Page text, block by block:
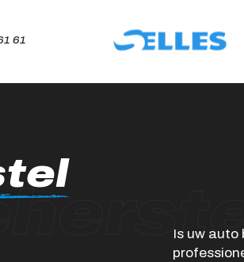
61
Is uw auto